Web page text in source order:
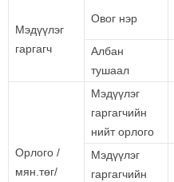
Мэдүүлэг
гаргагч
Овог нэр
Албан
тушаал
Орлого /
мян.төг/
Мэдүүлэг
гаргагчийн
нийт орлого
Мэдүүлэг
гаргагчийн